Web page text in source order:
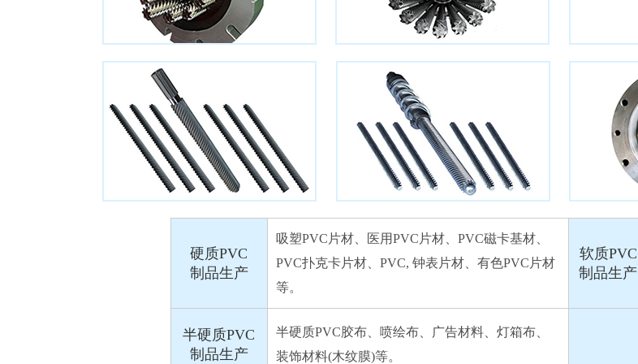
硬质PVC
制品生产
吸塑PVC片材、医用PVC片材、PVC磁卡基材、
PVC扑克卡片材、PVC, 钟表片材、有色PVC片材
等。
软质PVC
制品生产
半硬质PVC
制品生产
半硬质PVC胶布、喷绘布、广告材料、灯箱布、
装饰材料(木纹膜)等。